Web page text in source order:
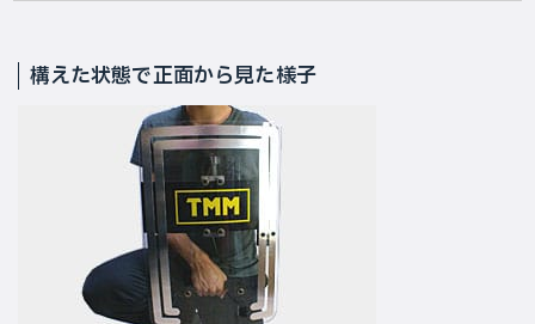
構えた状態で正面から見た様子